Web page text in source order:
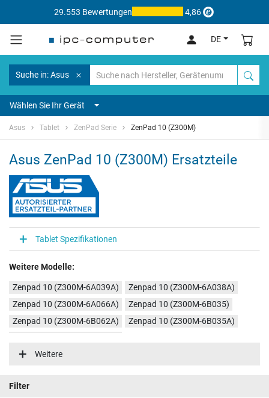
29.553 Bewertungen 4,86
DE
Suche in: Asus
Wählen Sie Ihr Gerät
Asus Tablet ZenPad Serie ZenPad 10 (Z300M)
Asus ZenPad 10 (Z300M) Ersatzteile
Tablet Spezifikationen
Weitere Modelle:
Zenpad 10 (Z300M-6A039A)
Zenpad 10 (Z300M-6A038A)
Zenpad 10 (Z300M-6A066A)
Zenpad 10 (Z300M-6B035)
Zenpad 10 (Z300M-6B062A)
Zenpad 10 (Z300M-6B035A)
Weitere
Filter